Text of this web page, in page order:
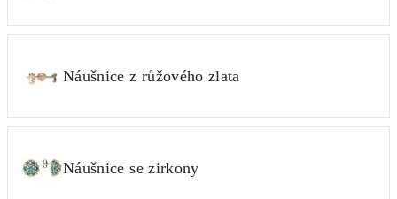
Náušnice z růžového zlata
Náušnice se zirkony